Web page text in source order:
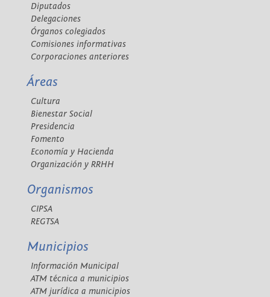
Diputados
Delegaciones
Órganos colegiados
Comisiones informativas
Corporaciones anteriores
Áreas
Cultura
Bienestar Social
Presidencia
Fomento
Economía y Hacienda
Organización y RRHH
Organismos
CIPSA
REGTSA
Municipios
Información Municipal
ATM técnica a municipios
ATM jurídica a municipios